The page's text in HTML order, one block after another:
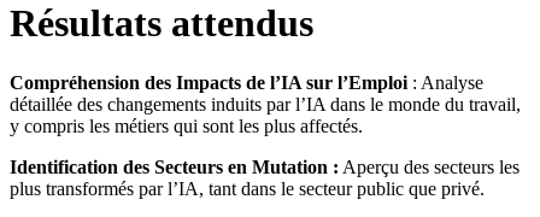
Résultats attendus
Compréhension des Impacts de l’IA sur l’Emploi : Analyse
détaillée des changements induits par l’IA dans le monde du travail,
y compris les métiers qui sont les plus affectés.
Identification des Secteurs en Mutation : Aperçu des secteurs les
plus transformés par l’IA, tant dans le secteur public que privé.